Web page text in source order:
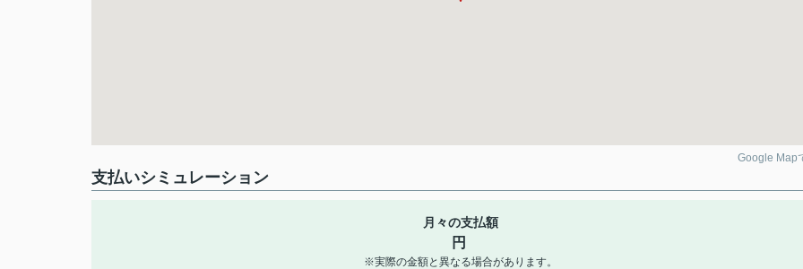
Google Map
支払いシミュレーション
月々の支払額
円
※実際の金額と異なる場合があります。